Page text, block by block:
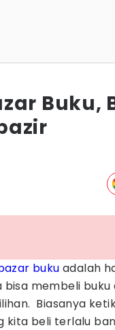
Buku,
buku adalah
membeli
Biasanya
kita beli terlalu